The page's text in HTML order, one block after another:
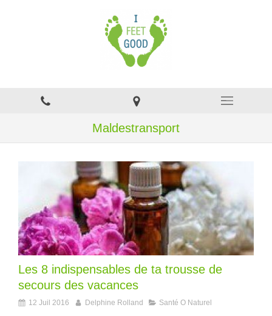
Maldestransport
Les 8 indispensables de ta trousse de
secours des vacances
12 Juil 2016 Delphine Rolland Santé O Naturel